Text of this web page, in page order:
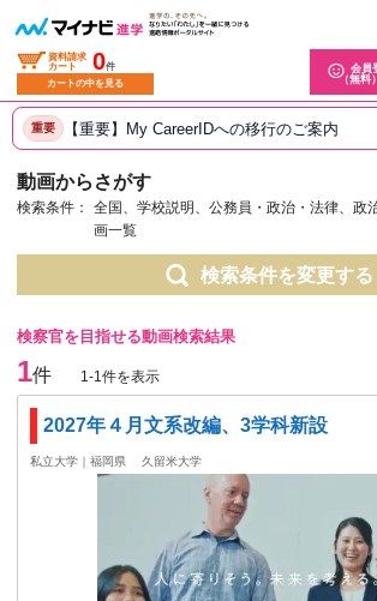
資料請求
カート
0件
カートの中を見る
会員
（無料）
重要 【重要】My CareerIDへの移行のご案内
動画からさがす
検索条件：
全国、学校説明、公務員・政治・法律、政
画一覧
検索条件を変更する
検察官を目指せる動画検索結果
1件 1-1件を表示
2027年４月文系改編、3学科新設
私立大学｜福岡県 久留米大学